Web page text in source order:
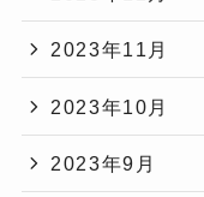
2023年11月
2023年10月
2023年9月